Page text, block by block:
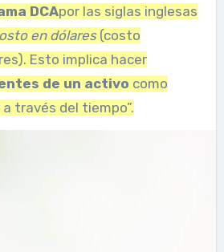
DCApor las siglas inglesas
en dólares(costo
Esto implica hacer
de un activo como
través del tiempo”.